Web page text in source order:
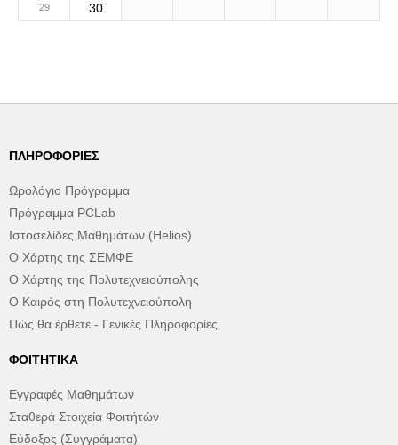
29 30
ΠΛΗΡΟΦΟΡΊΕΣ
Ωρολόγιο Πρόγραμμα
Πρόγραμμα PCLab
Ιστοσελίδες Μαθημάτων (Helios)
Ο Χάρτης της ΣΕΜΦΕ
Ο Χάρτης της Πολυτεχνειούπολης
Ο Καιρός στη Πολυτεχνειούπολη
Πώς θα έρθετε - Γενικές Πληροφορίες
ΦΟΙΤΗΤΙΚΆ
Εγγραφές Μαθημάτων
Σταθερά Στοιχεία Φοιτήτών
Εύδοξος (Συγγράματα)